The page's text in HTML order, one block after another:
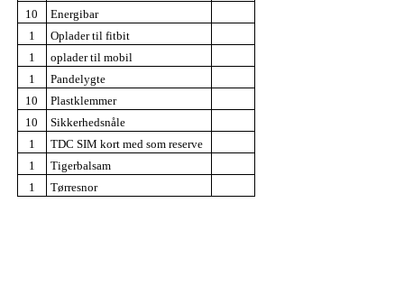
10
Energibar
1
Oplader til fitbit
1
oplader til mobil
1
Pandelygte
10
Plastklemmer
10
Sikkerhedsnåle
1
TDC SIM kort med som reserve
1
Tigerbalsam
1
Tørresnor